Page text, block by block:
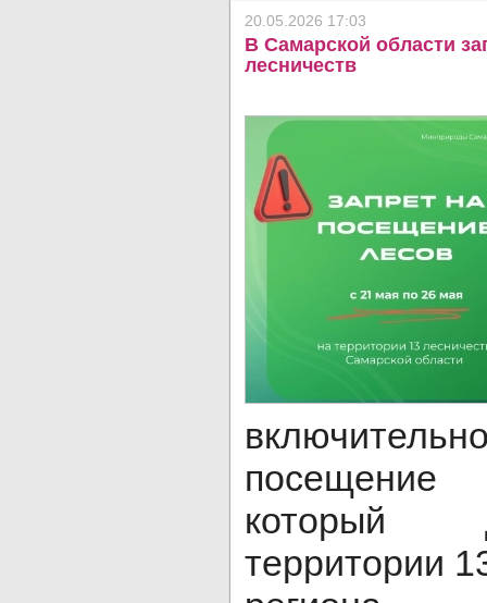
20.05.2026 17:03
В Самарской области
лесничеств
посещение
который
территории